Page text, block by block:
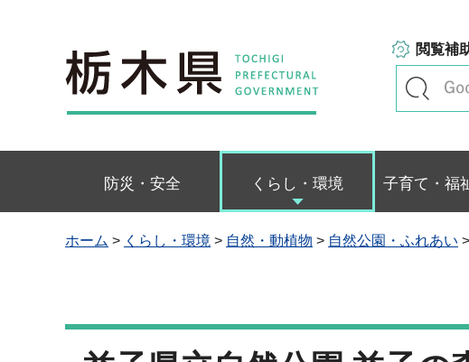
栃木県
閲覧補
防災・安全 くらし・環境 子育て・福
ホーム > くらし・環境 > 自然・動植物 > 自然公園・ふれあい >